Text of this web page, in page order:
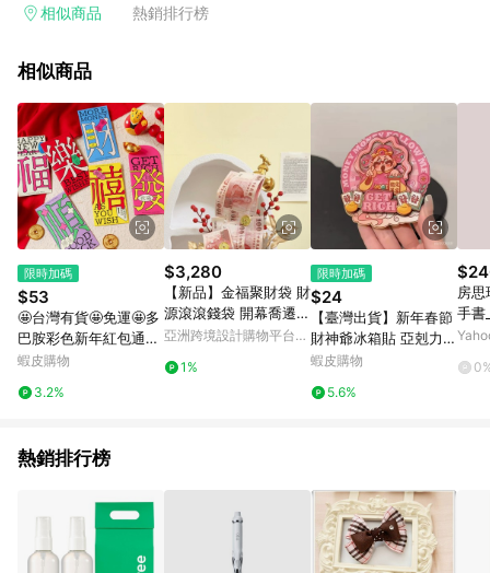
天前後發送 3.使用小三美日APP下單，將無法獲得點數回饋 4.
皆不計入點數回饋，依扣除前述所有折讓金額，得最終之金額贈
(折價券或全館滿額折)及50元美幣，實際回饋金額需扣除所有折
讓金額，得最終金額400元贈點。 例2：訂單總金額為500元，未
達免運門檻運費60元，使用60元折扣(折價券或全館滿額折)及60
元美幣，實際回饋金額需扣除運費及所有折讓金額，得最終金額
320元贈點。 例3：訂單總金額為199元，使用免運券折抵60元運
費，因未達原設定之免運門檻，故運費仍視為折讓金額，實際回
饋金額須扣除60元運費，得最終金額139元贈點。
相似商品 熱銷排行榜
相似商品
限時加碼
$53
🤩台灣有貨🤩免運🤩多
巴胺彩色新年紅包通用
款春節生日喬遷祝福文
蝦皮購物
3.2%
$3,280
【新品】金福聚財袋 財
源滾滾錢袋 開幕喬遷入
厝 售價含現金1200
亞洲跨境設計購物平台
1%
限時加碼
$24
【臺灣出貨】新年春節
財神爺冰箱貼 亞剋力冰
箱貼 喜慶創意卡通冰箱
戶門磁吸裝飾 KX4J
蝦皮購物
5.6%
房
手書
熱銷排行榜